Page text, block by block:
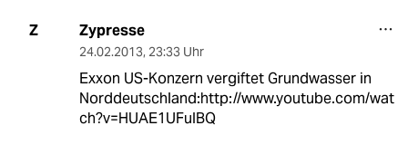
Z Zypresse
24.02.2013, 23:33 Uhr
Exxon US-Konzern vergiftet Grundwasser in
Norddeutschland:http://www.youtube.com/wat
ch?v=HUAE1UFuIBQ